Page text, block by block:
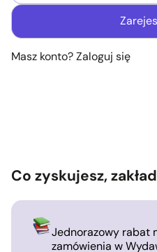
Masz konto?Zaloguj się
Co zyskujesz,
Jednorazowy rabat
zamówienia w